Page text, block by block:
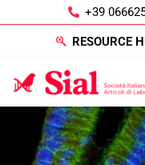
+39
RESOURCE